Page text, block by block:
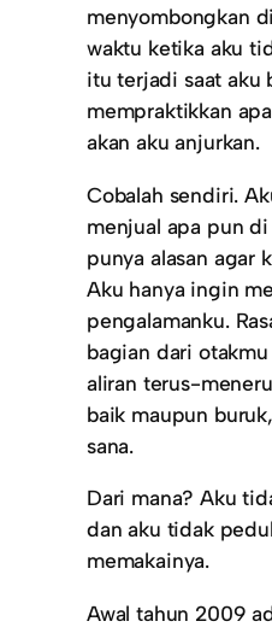
menyombongkan
waktu ketika aku
itu terjadi saat aku
mempraktikkan
akan aku anjurkan.
Cobalah sendiri.
menjual apa pun
punya alasan agar
Aku hanya ingin
pengalamanku.
bagian dari
aliran terus-
baik maupun
sana.
Dari mana? Aku
dan aku tidak
memakainya.
Awal tahun 2009